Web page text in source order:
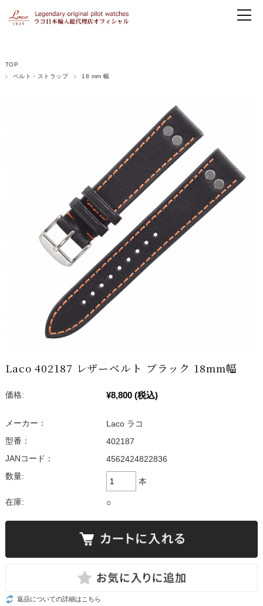
TOP
ベルト・ストラップ
18 mm 幅
Laco 402187 レザーベルト ブラック 18mm幅
価格: ¥8,800 (税込)
メーカー：
Laco ラコ
型番：
402187
JANコード：
4562424822836
数量:
本
在庫: ○
返品についての詳細はこちら